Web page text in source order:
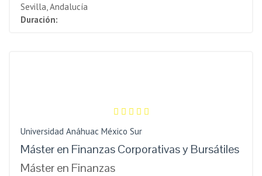
Sevilla, Andalucía
Duración:
Universidad Anáhuac México Sur
Máster en Finanzas Corporativas y Bursátiles
Máster en Finanzas